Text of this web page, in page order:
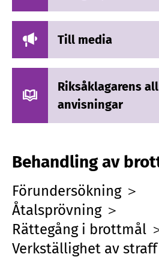
Till media
Riksåklagarens
anvisningar
Behandling av
Förundersökning ＞
Åtalsprövning ＞
Rättegång i brottmål
Verkställighet av straff